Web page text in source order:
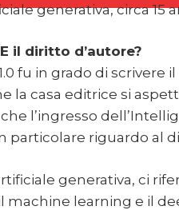
generativa, circa 15
il diritto d’autore?
fu in grado di scrivere
la casa editrice si
l’ingresso
particolare riguardo al
generativa, ci
machine learning e il